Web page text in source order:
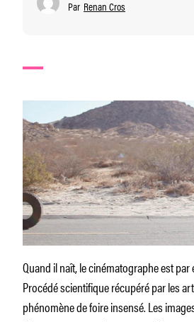
Par Renan Cros
Quand il naît, le cinématographe est
Procédé scientifique récupéré par les
phénomène de foire insensé. Les